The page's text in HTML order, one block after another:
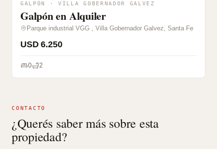
GALPÓN · VILLA GOBERNADOR GALVEZ
Galpón en Alquiler
Parque industrial VGG , Villa Gobernador Galvez, Santa Fe
USD 6.250
0 2
CONTACTO
¿Querés saber más sobre esta
propiedad?